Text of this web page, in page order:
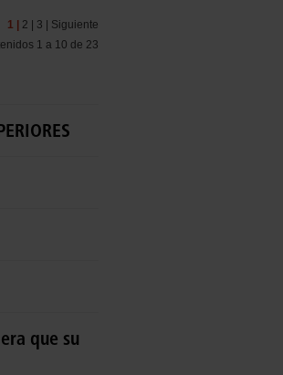
1 | 2 | 3 |
Siguiente
1 a 10 de 23
que su